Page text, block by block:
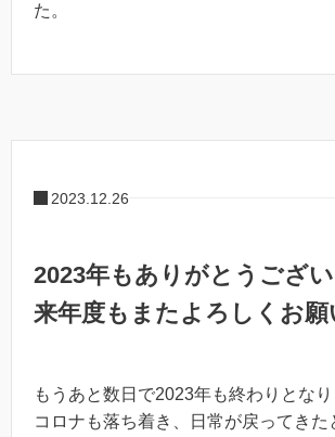
た。
2023.12.26
2023年もありがとうござい
来年度もまたよろしくお
もうあと数日で2023年も終わりとなり
コロナも落ち着き、日常が戻ってきた